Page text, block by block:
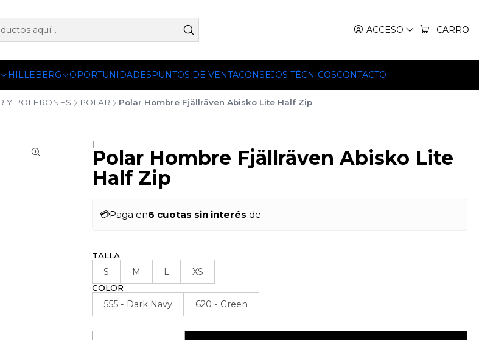
ACCESO CARRO
HILLEBERG OPORTUNIDADESPUNTOS DE VENTACONSEJOS TÉCNICOSCONTACTO
Y POLERONES POLAR Polar Hombre Fjällräven Abisko Lite Half Zip
|
Polar Hombre Fjällräven Abisko Lite
Half Zip
💳Paga en6 cuotas sin interés de
TALLA
S M L XS
COLOR
555 - Dark Navy 620 - Green